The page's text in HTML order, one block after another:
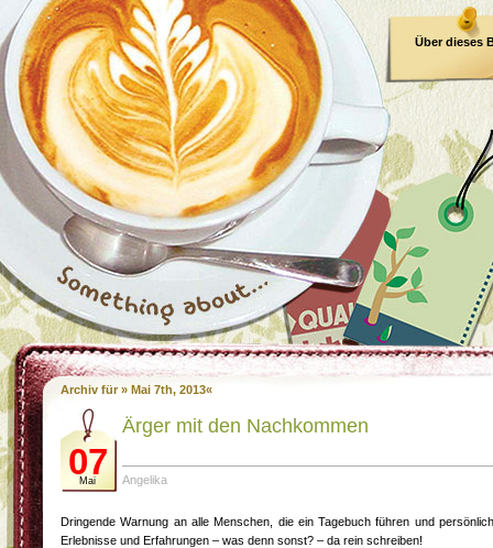
Über dieses
Archiv für » Mai 7th, 2013«
07
Mai
Ärger mit den Nachkommen
Angelika
Dringende Warnung an alle Menschen, die ein Tagebuch führen und
Erlebnisse und Erfahrungen – was denn sonst? – da rein schreiben!